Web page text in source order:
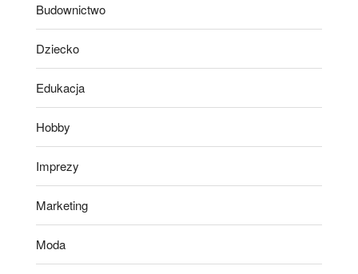
Budownictwo
Dziecko
Edukacja
Hobby
Imprezy
Marketing
Moda